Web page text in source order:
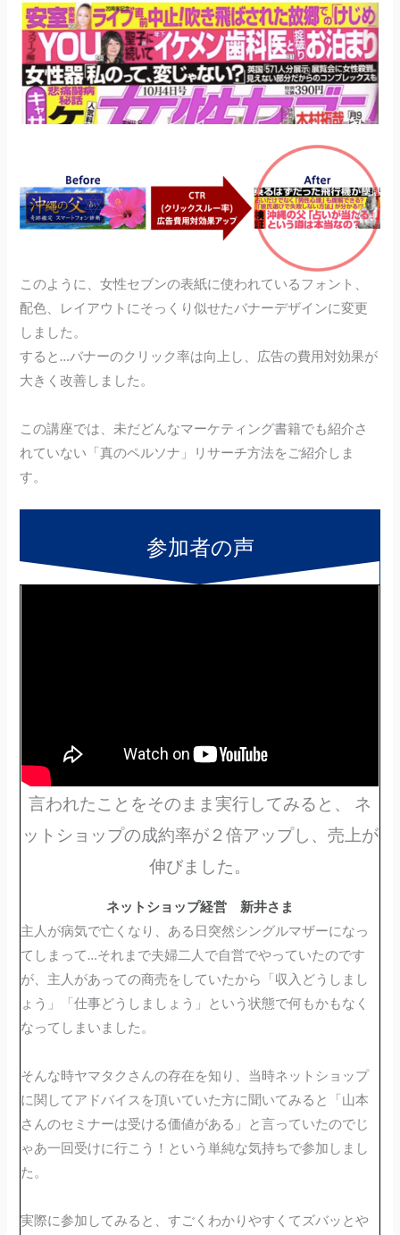
このように、女性セブンの表紙に使われているフォント、
配色、レイアウトにそっくり似せたバナーデザインに変更
しました。
すると…バナーのクリック率は向上し、広告の費用対効果が
大きく改善しました。
この講座では、未だどんなマーケティング書籍でも紹介さ
れていない「真のペルソナ」リサーチ方法をご紹介しま
す。
参加者の声
言われたことをそのまま実行してみると、 ネ
ットショップの成約率が２倍アップし、売上が
伸びました。
ネットショップ経営 新井さま
主人が病気で亡くなり、ある日突然シングルマザーになっ
てしまって…それまで夫婦二人で自営でやっていたのです
が、主人があっての商売をしていたから「収入どうしまし
ょう」「仕事どうしましょう」という状態で何もかもなく
なってしまいました。
そんな時ヤマタクさんの存在を知り、当時ネットショップ
に関してアドバイスを頂いていた方に聞いてみると「山本
さんのセミナーは受ける価値がある」と言っていたのでじ
ゃあ一回受けに行こう！という単純な気持ちで参加しまし
た。
実際に参加してみると、すごくわかりやすくてズバッとや